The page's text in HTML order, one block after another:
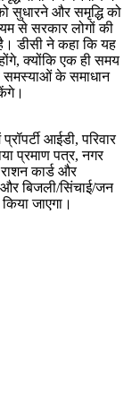
सुधारने और समृद्धि को
से सरकार लोगों की
डीसी ने कहा कि यह
क्योंकि एक ही समय
समस्याओं के समाधान
आईडी, परिवार
प्रमाण पत्र, नगर
कार्ड और
और बिजली/सिंचाई/जन
जाएगा।